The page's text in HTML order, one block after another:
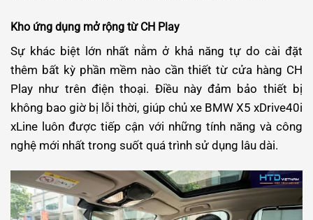
Kho ứng dụng mở rộng từ CH Play
Sự khác biệt lớn nhất nằm ở khả năng tự do cài đặt
thêm bất kỳ phần mềm nào cần thiết từ cửa hàng CH
Play như trên điện thoại. Điều này đảm bảo thiết bị
không bao giờ bị lỗi thời, giúp chủ xe BMW X5 xDrive40i
xLine luôn được tiếp cận với những tính năng và công
nghệ mới nhất trong suốt quá trình sử dụng lâu dài.